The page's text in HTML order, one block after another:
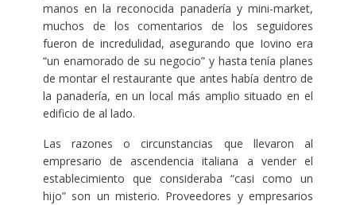
manos en la reconocida panadería y mini-market,
muchos de los comentarios de los seguidores
fueron de incredulidad, asegurando que Iovino era
“un enamorado de su negocio” y hasta tenía planes
de montar el restaurante que antes había dentro de
la panadería, en un local más amplio situado en el
edificio de al lado.
Las razones o circunstancias que llevaron al
empresario de ascendencia italiana a vender el
establecimiento que consideraba “casi como un
hijo” son un misterio. Proveedores y empresarios